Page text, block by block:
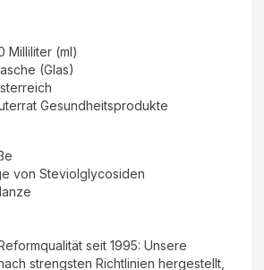
Milliliter (ml)
(Glas)
Gesundheitsprodukte
von Steviolglycosiden
seit 1995: Unsere
strengsten Richtlinien hergestellt,